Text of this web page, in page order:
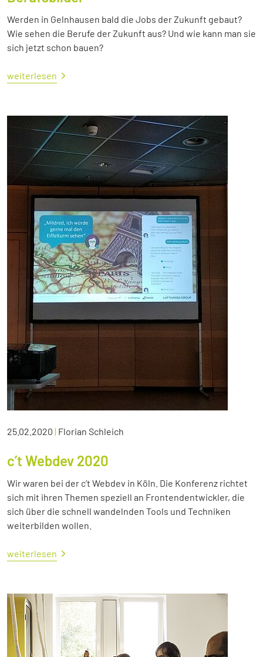
Werden in Gelnhausen bald die Jobs der Zukunft gebaut?
Wie sehen die Berufe der Zukunft aus? Und wie kann man sie
sich jetzt schon bauen?
weiterlesen
25.02.2020 | Florian Schleich
c’t Webdev 2020
Wir waren bei der c’t Webdev in Köln. Die Konferenz richtet
sich mit ihren Themen speziell an Frontendentwickler, die
sich über die schnell wandelnden Tools und Techniken
weiterbilden wollen.
weiterlesen